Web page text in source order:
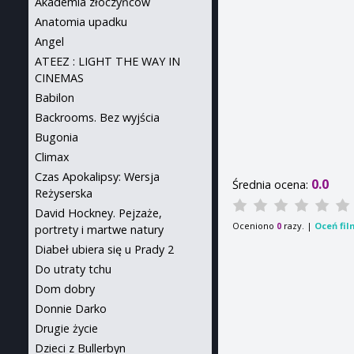
Średnia ocena: 0.0
Oceniono 0 razy. | Oceń
Anatomia upadku
Angel
ATEEZ : LIGHT THE WAY IN
CINEMAS
Babilon
Backrooms. Bez wyjścia
Bugonia
Climax
Czas Apokalipsy: Wersja
Reżyserska
David Hockney. Pejzaże,
portrety i martwe natury
Diabeł ubiera się u Prady 2
Do utraty tchu
Dom dobry
Donnie Darko
Drugie życie
Dzieci z Bullerbyn